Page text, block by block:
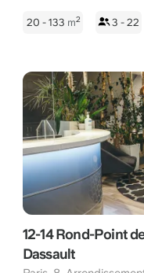
20 - 133 m2 3 - 22
12-14 Rond-Point
Dassault